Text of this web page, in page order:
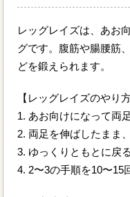
レッグレイズは、あお
グです。腹筋や腸腰筋
どを鍛えられます。
【レッグレイズのやり方
1. あお向けになって両
2. 両足を伸ばしたまま
3. ゆっくりともとに戻る
4. 2〜3の手順を10〜15